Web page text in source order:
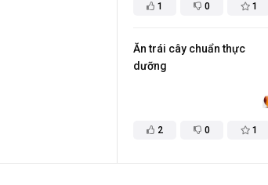
1 0 1
2 0 1
Ăn trái cây chuẩn thực
dưỡng